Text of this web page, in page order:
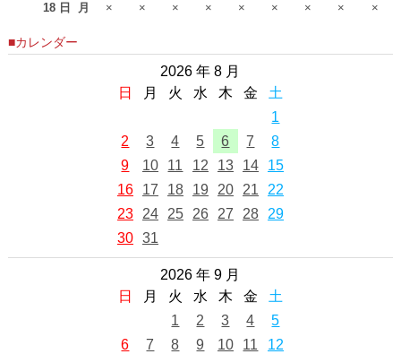
18 日
月 × × × × × × × × ×
■カレンダー
2026 年 8 月
日
月 火 水 木 金
土
1
2
3 4 5 6 7
8
9
10 11 12 13 14
15
16
17 18 19 20 21
22
23
24 25 26 27 28
29
30 31
2026 年 9 月
日
月 火 水 木 金
土
1
2 3 4
5
6
7 8 9 10 11
12